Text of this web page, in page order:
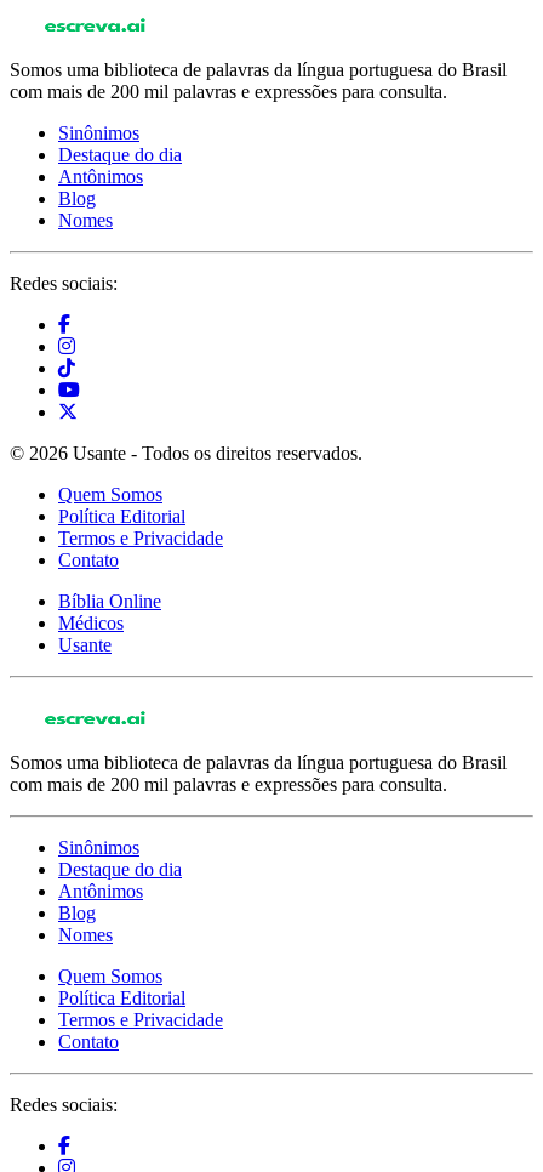
Somos uma biblioteca de palavras da língua portuguesa do Brasil
com mais de 200 mil palavras e expressões para consulta.
Sinônimos
Destaque do dia
Antônimos
Blog
Nomes
Redes sociais:
© 2026 Usante - Todos os direitos reservados.
Quem Somos
Política Editorial
Termos e Privacidade
Contato
Bíblia Online
Médicos
Usante
Somos uma biblioteca de palavras da língua portuguesa do Brasil
com mais de 200 mil palavras e expressões para consulta.
Sinônimos
Destaque do dia
Antônimos
Blog
Nomes
Quem Somos
Política Editorial
Termos e Privacidade
Contato
Redes sociais: